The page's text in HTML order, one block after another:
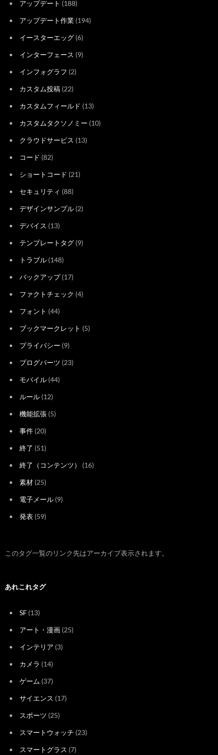
アップデート (188)
アップデート作業 (194)
イースターエッグ (6)
インターフェース (9)
インフォグラフ (2)
カスタム投稿 (22)
カスタムフィールド (13)
カスタムタクソノミー (10)
クラウドサービス (13)
コード (82)
ショートコード (21)
セキュリティ (88)
デザインサンプル (2)
デバイス (13)
テンプレートタグ (9)
トラブル (148)
バックアップ(17)
ファクトチェック (4)
フォント (44)
ブックマークレット (5)
プライバシー (9)
ブログパーツ (23)
モバイル (44)
ルール (12)
機能拡張 (5)
事件 (20)
終了 (51)
終了（コンテンツ） (16)
素材 (25)
電子メール (9)
発表 (59)
このタグ一覧のリンク先はアーカイブ表示されます。
あれこれタグ
SF (13)
アート・漫画 (25)
インテリア (3)
カメラ (14)
ゲーム (37)
サイエンス (17)
スポーツ (25)
スマートウォッチ (23)
スマートグラス (7)